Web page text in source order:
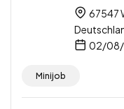
67547
02/
Minijob